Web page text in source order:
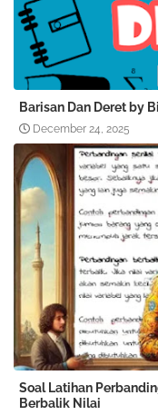
Barisan Dan Deret by
December 24, 2025
Soal Latihan
Berbalik Nilai